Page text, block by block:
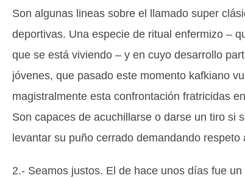
Son algunas lineas sobre el llamado super
deportivas. Una especie de ritual enfermizo –
que se está viviendo – y en cuyo desarrollo
jóvenes, que pasado este momento kafkiano
magistralmente esta confrontación fratricidas
Son capaces de acuchillarse o darse un tiro si
levantar su puño cerrado demandando
2.- Seamos justos. El de hace unos días fue